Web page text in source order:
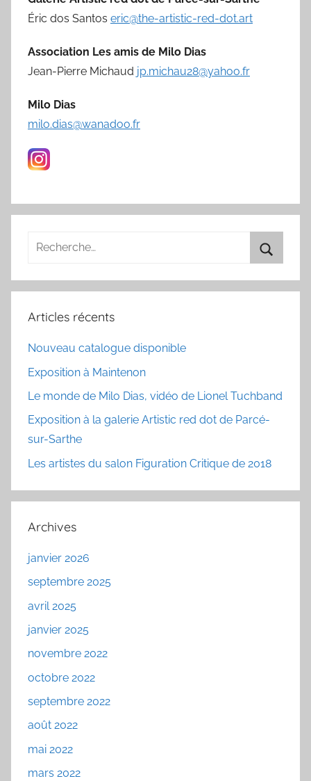
Éric dos Santos eric@the-artistic-red-dot.art
Association Les amis de Milo Dias
Jean-Pierre Michaud jp.michau28@yahoo.fr
Milo Dias
milo.dias@wanadoo.fr
Recherche
:
Articles récents
Nouveau catalogue disponible
Exposition à Maintenon
Le monde de Milo Dias, vidéo de Lionel Tuchband
Exposition à la galerie Artistic red dot de Parcé-
sur-Sarthe
Les artistes du salon Figuration Critique de 2018
Archives
janvier 2026
septembre 2025
avril 2025
janvier 2025
novembre 2022
octobre 2022
septembre 2022
août 2022
mai 2022
mars 2022